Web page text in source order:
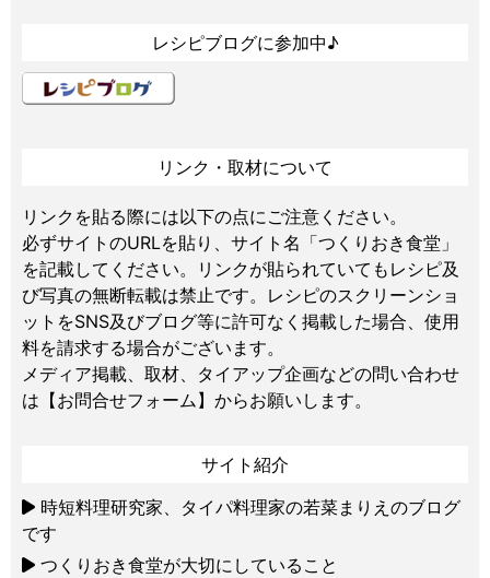
レシピブログに参加中♪
リンク・取材について
リンクを貼る際には以下の点にご注意ください。
必ずサイトのURLを貼り、サイト名「つくりおき食堂」
を記載してください。リンクが貼られていてもレシピ及
び写真の無断転載は禁止です。レシピのスクリーンショ
ットをSNS及びブログ等に許可なく掲載した場合、使用
料を請求する場合がございます。
メディア掲載、取材、タイアップ企画などの問い合わせ
は 【お問合せフォーム】 からお願いします。
サイト紹介
時短料理研究家、タイパ料理家の若菜まりえのブログ
です
つくりおき食堂が大切にしていること